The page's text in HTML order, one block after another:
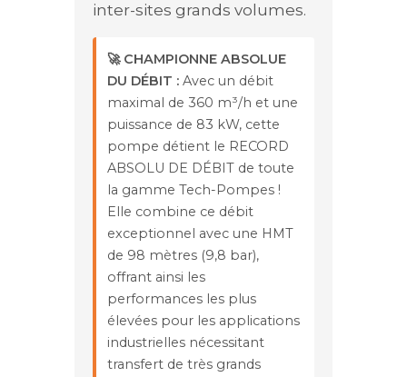
inter-sites grands volumes.
🚀 CHAMPIONNE ABSOLUE
DU DÉBIT : Avec un débit
maximal de 360 m³/h et une
puissance de 83 kW, cette
pompe détient le RECORD
ABSOLU DE DÉBIT de toute
la gamme Tech-Pompes !
Elle combine ce débit
exceptionnel avec une HMT
de 98 mètres (9,8 bar),
offrant ainsi les
performances les plus
élevées pour les applications
industrielles nécessitant
transfert de très grands